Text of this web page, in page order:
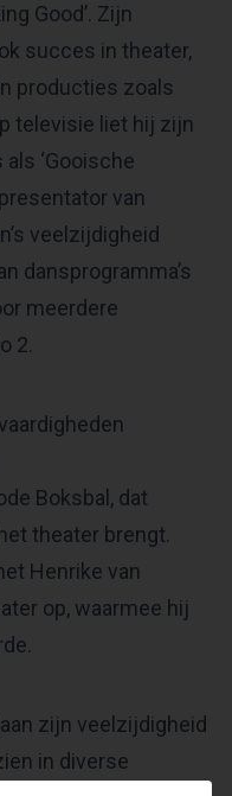
Good’. Zijn
succes in theater,
producties zoals
televisie liet hij zijn
‘Gooische
presentator van
veelzijdigheid
dansprogramma’s
meerdere
2.
Boksbal, dat
theater brengt.
Henrike van
op, waarmee hij
zijn veelzijdigheid
in diverse